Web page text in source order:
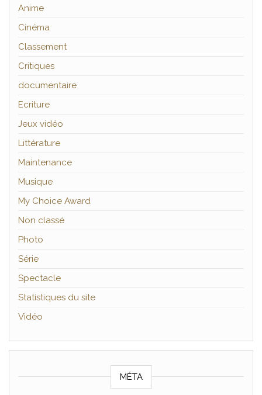
Anime
Cinéma
Classement
Critiques
documentaire
Ecriture
Jeux vidéo
Littérature
Maintenance
Musique
My Choice Award
Non classé
Photo
Série
Spectacle
Statistiques du site
Vidéo
MÉTA